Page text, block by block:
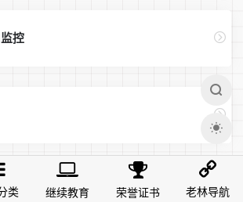
类 继续教育 荣誉证书 老林导航
控
机等级考试